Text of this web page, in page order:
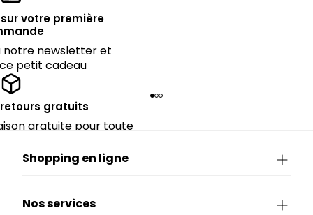
votre première
notre newsletter et
petit cadeau
gratuits
gratuite pour toute
Shopping en ligne
Nos services